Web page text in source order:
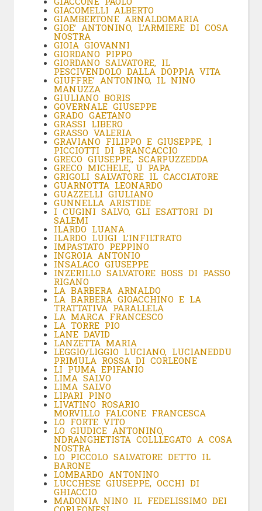
GIACOMELLI ALBERTO
GIAMBERTONE ARNALDOMARIA
GIOE’ ANTONINO, L’ARMIERE DI COSA
NOSTRA
GIOIA GIOVANNI
GIORDANO PIPPO
GIORDANO SALVATORE, IL
PESCIVENDOLO DALLA DOPPIA VITA
GIUFFRE’ ANTONINO, IL NINO
MANUZZA
GIULIANO BORIS
GOVERNALE GIUSEPPE
GRADO GAETANO
GRASSI LIBERO
GRASSO VALERIA
GRAVIANO FILIPPO E GIUSEPPE, I
PICCIOTTI DI BRANCACCIO
GRECO GIUSEPPE, SCARPUZZEDDA
GRECO MICHELE, U PAPA
GRIGOLI SALVATORE IL CACCIATORE
GUARNOTTA LEONARDO
GUAZZELLI GIULIANO
GUNNELLA ARISTIDE
I CUGINI SALVO, GLI ESATTORI DI
SALEMI
ILARDO LUANA
ILARDO LUIGI L’INFILTRATO
IMPASTATO PEPPINO
INGROIA ANTONIO
INSALACO GIUSEPPE
INZERILLO SALVATORE BOSS DI PASSO
RIGANO
LA BARBERA ARNALDO
LA BARBERA GIOACCHINO E LA
TRATTATIVA PARALLELA
LA MARCA FRANCESCO
LA TORRE PIO
LANE DAVID
LANZETTA MARIA
LEGGIO/LIGGIO LUCIANO, LUCIANEDDU
PRIMULA ROSSA DI CORLEONE
LI PUMA EPIFANIO
LIMA SALVO
LIMA SALVO
LIPARI PINO
LIVATINO ROSARIO
MORVILLO FALCONE FRANCESCA
LO FORTE VITO
LO GIUDICE ANTONINO,
NDRANGHETISTA COLLLEGATO A COSA
NOSTRA
LO PICCOLO SALVATORE DETTO IL
BARONE
LOMBARDO ANTONINO
LUCCHESE GIUSEPPE, OCCHI DI
GHIACCIO
MADONIA NINO IL FEDELISSIMO DEI